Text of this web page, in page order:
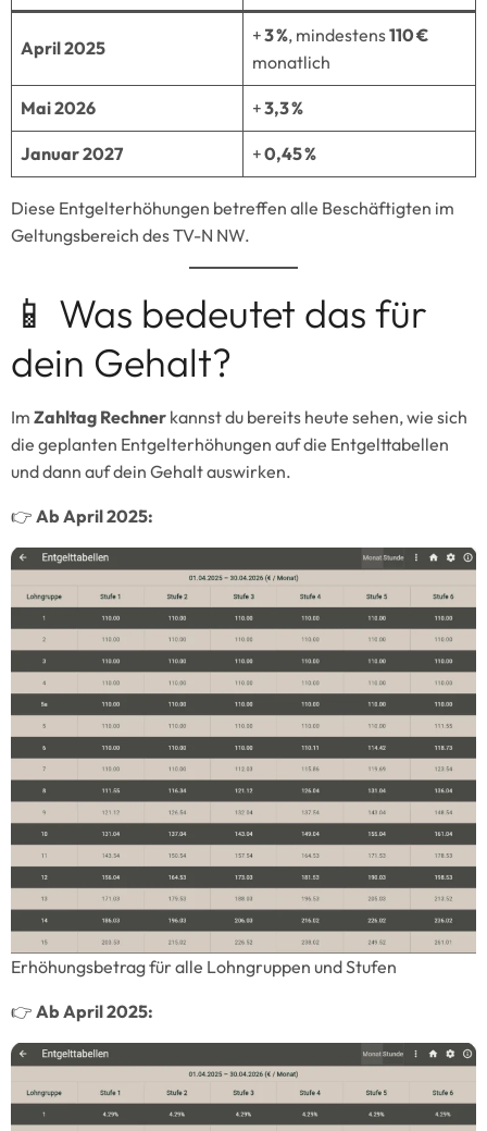
April 2025
+3 %, mindestens110 €
monatlich
Mai 2026 +3,3 %
Januar 2027 +0,45 %
Diese Entgelterhöhungen betreffen alle Beschäftigten im
Geltungsbereich des TV-N NW.
📱 Was bedeutet das für
dein Gehalt?
Im Zahltag Rechner kannst du bereits heute sehen, wie sich
die geplanten Entgelterhöhungen auf die Entgelttabellen
und dann auf dein Gehalt auswirken.
👉 Ab April 2025:
Erhöhungsbetrag für alle Lohngruppen und Stufen
👉 Ab April 2025: